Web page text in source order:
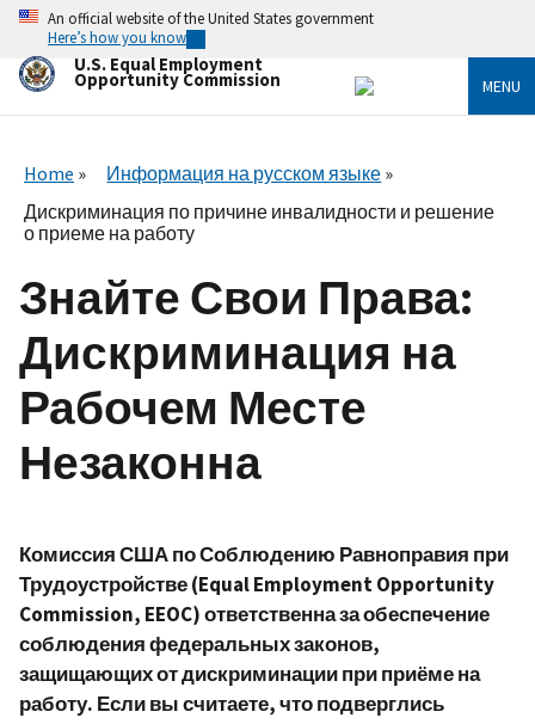
Skip
main
content
An official website of the United States government
Here’s how you know
U.S. Equal Employment
Opportunity Commission MENU
Home
Информация на русском языке
Дискриминация по причине инвалидности и решение
о приеме на работу
Знайте Свои Права:
Дискриминация на
Рабочем Месте
Незаконна
Комиссия США по Соблюдению Равноправия при
Трудоустройстве (Equal Employment Opportunity
Commission, EEOC) ответственна за обеспечение
соблюдения федеральных законов,
защищающих от дискриминации при приёме на
работу. Если вы считаете, что подверглись